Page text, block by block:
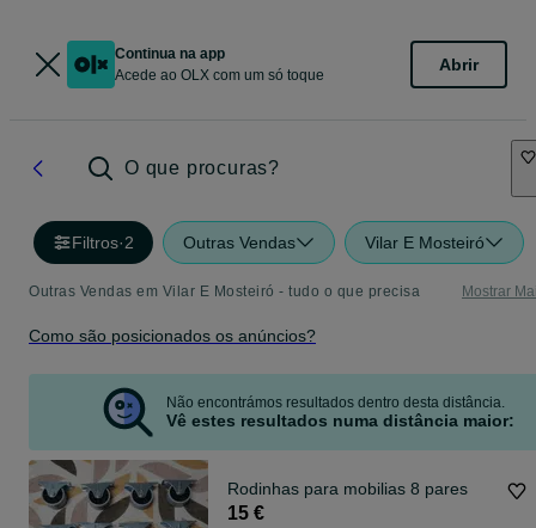
Continua na app
Acede ao OLX com um só toque
Abrir
O que procuras?
Filtros·2 Outras Vendas Vilar E Mosteiró
Outras Vendas em Vilar E Mosteiró - tudo o que precisa Mostrar
Como são posicionados os anúncios?
Não encontrámos resultados dentro desta distância.
Vê estes resultados numa distância maior:
Rodinhas para mobilias 8 pares
15 €